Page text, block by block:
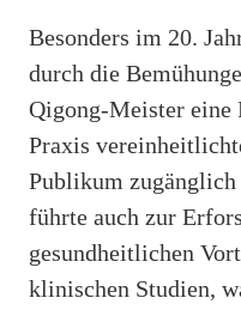
Besonders im 20.
durch die
Qigong-Meister eine
Praxis
Publikum zugänglich
führte auch zur
gesundheitlichen
klinischen Studien,